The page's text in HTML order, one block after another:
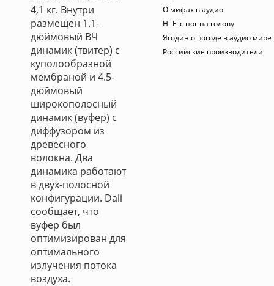
4,1 кг. Внутри
размещен 1.1-
дюймовый ВЧ
динамик (твитер) с
куполообразной
мембраной и 4.5-
дюймовый
широкополосный
динамик (вуфер) с
диффузором из
древесного
волокна. Два
динамика работают
в двух-полосной
конфигурации. Dali
сообщает, что
вуфер был
оптимизирован для
оптимального
излучения потока
воздуха.
О мифах в аудио
Hi-Fi с ног на голову
Ягодин о погоде в аудио мире
Российские производители